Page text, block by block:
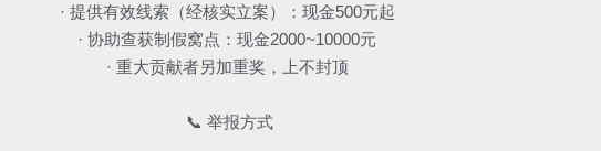
· 提供有效线索（经核实立案）：现金500元起
· 协助查获制假窝点：现金2000~10000元
· 重大贡献者另加重奖，上不封顶
📞 举报方式